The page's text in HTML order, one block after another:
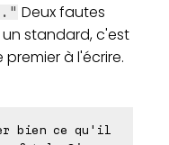
Deux fautes
standard, c'est
premier à l'écrire.
bien ce qu'il